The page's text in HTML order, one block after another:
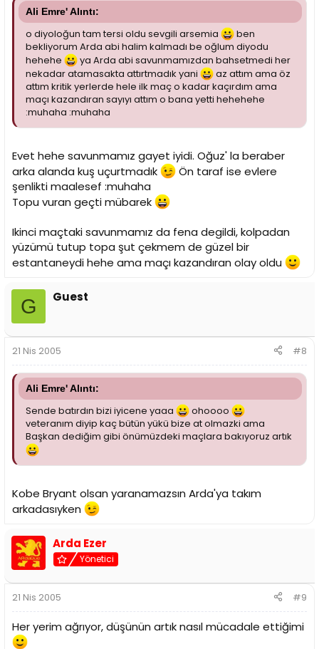
Ali Emre' Alıntı:
o diyoloğun tam tersi oldu sevgili arsemia
ben
bekliyorum Arda abi halim kalmadı be oğlum diyodu
hehehe
ya Arda abi savunmamızdan bahsetmedi her
nekadar atamasakta attırtmadık yani
az attım ama öz
attım kritik yerlerde hele ilk maç o kadar kaçırdım ama
maçı kazandıran sayıyı attım o bana yetti hehehehe
:muhaha :muhaha
Evet hehe savunmamız gayet iyidi. Oğuz' la beraber
arka alanda kuş uçurtmadık
Ön taraf ise evlere
şenlikti maalesef :muhaha
Topu vuran geçti mübarek
Ikinci maçtaki savunmamız da fena degildi, kolpadan
yüzümü tutup topa şut çekmem de güzel bir
estantaneydi hehe ama maçı kazandıran olay oldu
G Guest
21 Nis 2005 #8
Ali Emre' Alıntı:
Sende batırdın bizi iyicene yaaa
ohoooo
veteranım diyip kaç bütün yükü bize at olmazki ama
Başkan dediğim gibi önümüzdeki maçlara bakıyoruz artık
Kobe Bryant olsan yaranamazsın Arda'ya takım
arkadasıyken
Arda Ezer
Yönetici
21 Nis 2005 #9
Her yerim ağrıyor, düşünün artık nasıl mücadale ettiğimi